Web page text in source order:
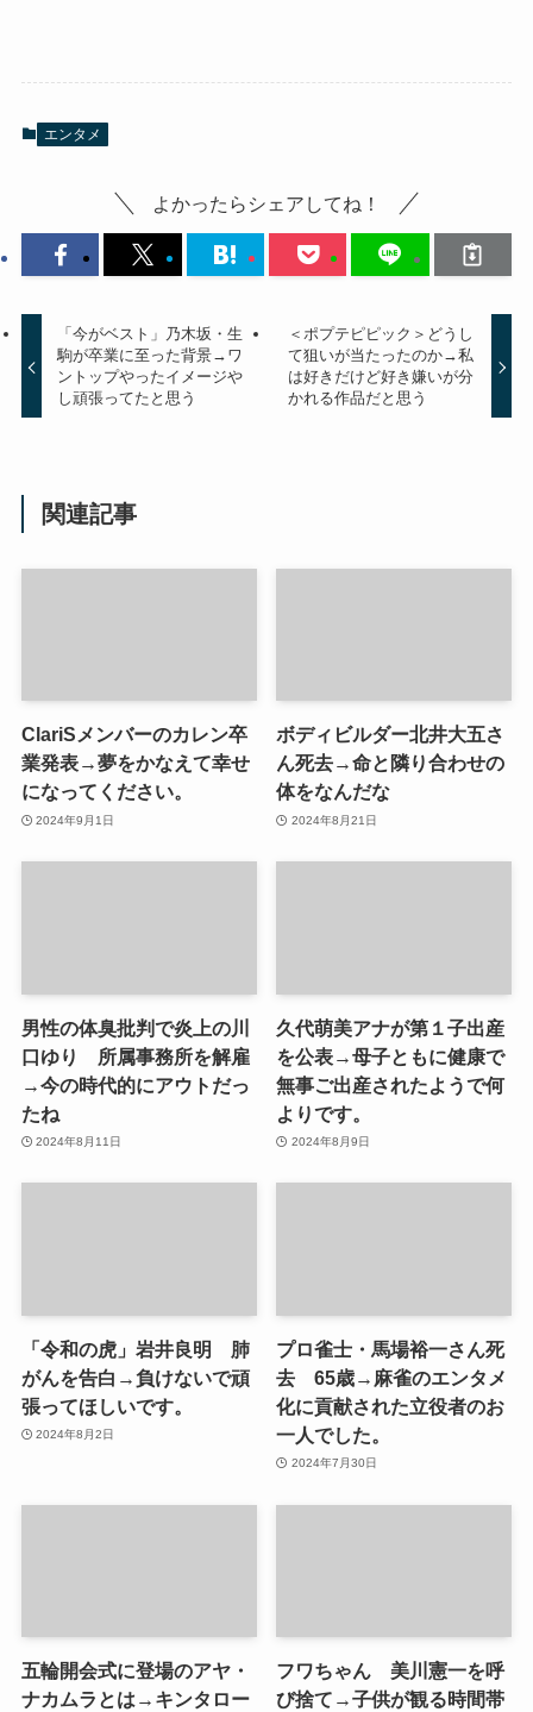
エンタメ
よかったらシェアしてね！
「今がベスト」乃木坂・生
駒が卒業に至った背景→ワ
ントップやったイメージや
し頑張ってたと思う
＜ポプテピピック＞どうし
て狙いが当たったのか→私
は好きだけど好き嫌いが分
かれる作品だと思う
関連記事
ClariSメンバーのカレン卒
業発表→夢をかなえて幸せ
になってください。
2024年9月1日
ボディビルダー北井大五さ
ん死去→命と隣り合わせの
体をなんだな
2024年8月21日
男性の体臭批判で炎上の川
口ゆり 所属事務所を解雇
→今の時代的にアウトだっ
たね
2024年8月11日
久代萌美アナが第１子出産
を公表→母子ともに健康で
無事ご出産されたようで何
よりです。
2024年8月9日
「令和の虎」岩井良明 肺
がんを告白→負けないで頑
張ってほしいです。
2024年8月2日
プロ雀士・馬場裕一さん死
去 65歳→麻雀のエンタメ
化に貢献された立役者のお
一人でした。
2024年7月30日
五輪開会式に登場のアヤ・
ナカムラとは→キンタロー
フワちゃん 美川憲一を呼
び捨て→子供が観る時間帯